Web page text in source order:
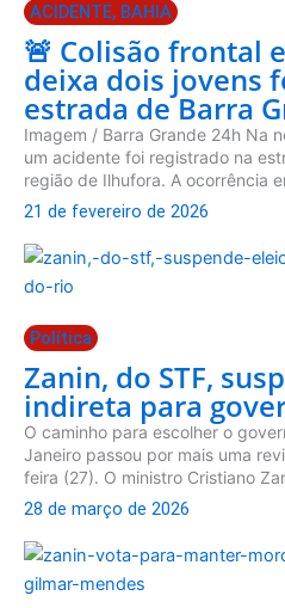
ACIDENTE, BAHIA
🚨 Colisão frontal
deixa dois jovens
estrada de Barra
Imagem / Barra Grande 24h Na
um acidente foi registrado na
região de Ilhufora. A ocorrência
21 de fevereiro de 2026
Política
Zanin, do STF,
indireta para
O caminho para escolher o
Janeiro passou por mais uma
feira (27). O ministro Cristiano
28 de março de 2026